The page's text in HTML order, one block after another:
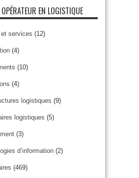
EN LOGISTIQUE
services (12)
(4)
(10)
(4)
logistiques (9)
logistiques (5)
(3)
d’information (2)
(469)